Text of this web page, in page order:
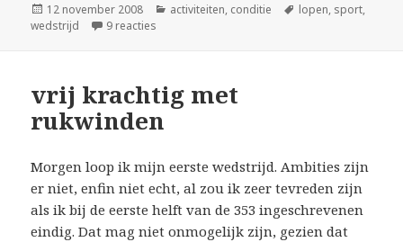
Geplaatst
op
12 november 2008 Categorieën
activiteiten, conditie Tags
lopen, sport,
wedstrijd
9 reacties
vrij krachtig met
rukwinden
Morgen loop ik mijn eerste wedstrijd. Ambities zijn
er niet, enfin niet echt, al zou ik zeer tevreden zijn
als ik bij de eerste helft van de 353 ingeschrevenen
eindig. Dat mag niet onmogelijk zijn, gezien dat